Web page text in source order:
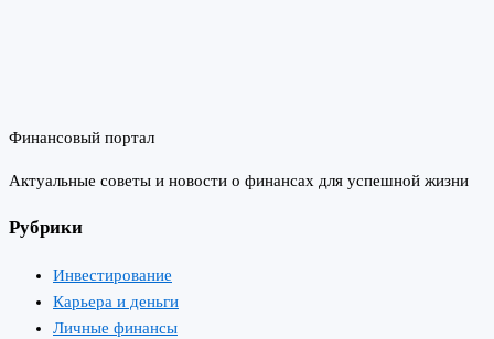
Финансовый портал
Актуальные советы и новости о финансах для успешной жизни
Рубрики
Инвестирование
Карьера и деньги
Личные финансы